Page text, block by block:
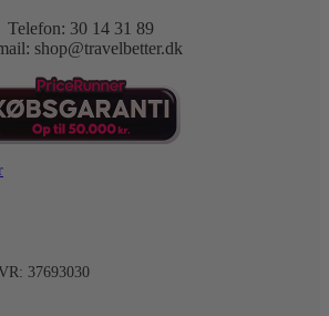
Telefon: 30 14 31 89
shop@travelbetter.dk
37693030